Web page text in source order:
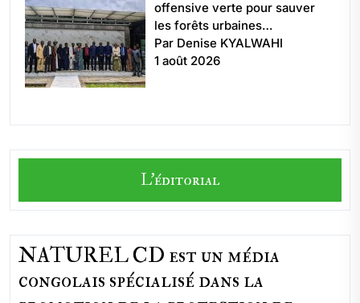
offensive verte pour sauver
les forêts urbaines…
Par Denise KYALWAHI
1 août 2026
L'éditorial
NATUREL CD est un média
congolais spécialisé dans la